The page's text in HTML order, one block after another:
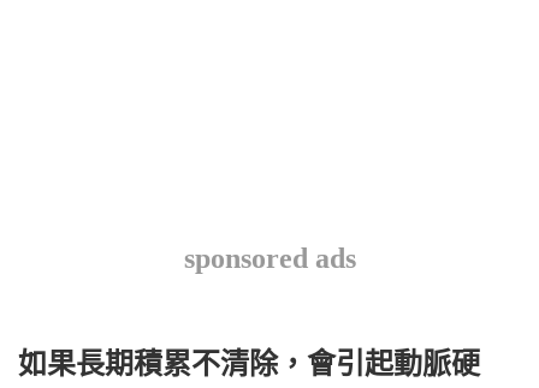
sponsored ads
如果長期積累不清除，會引起動脈硬